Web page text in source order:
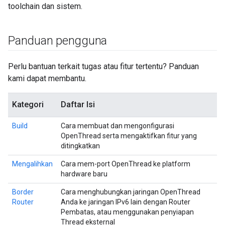
toolchain dan sistem.
Panduan pengguna
Perlu bantuan terkait tugas atau fitur tertentu? Panduan
kami dapat membantu.
Kategori Daftar Isi
Build
Cara membuat dan mengonfigurasi
OpenThread serta mengaktifkan fitur yang
ditingkatkan
Mengalihkan
Cara mem-port OpenThread ke platform
hardware baru
Border
Router
Cara menghubungkan jaringan OpenThread
Anda ke jaringan IPv6 lain dengan Router
Pembatas, atau menggunakan penyiapan
Thread eksternal